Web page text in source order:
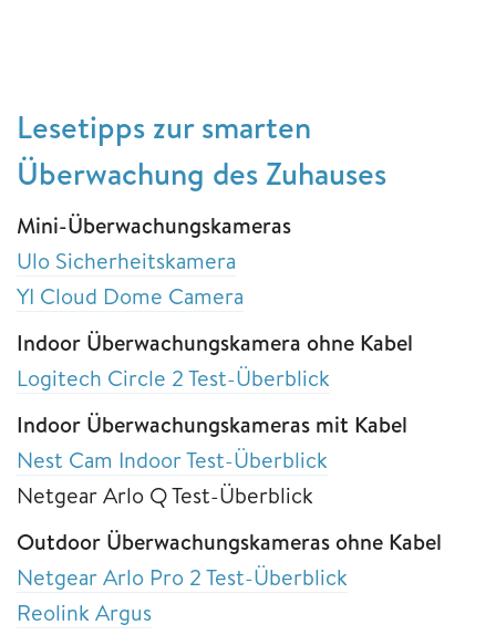
Lesetipps zur smarten
Überwachung des Zuhauses
Mini-Überwachungskameras
Ulo Sicherheitskamera
YI Cloud Dome Camera
Indoor Überwachungskamera ohne Kabel
Logitech Circle 2 Test-Überblick
Indoor Überwachungskameras mit Kabel
Nest Cam Indoor Test-Überblick
Netgear Arlo Q Test-Überblick
Outdoor Überwachungskameras ohne Kabel
Netgear Arlo Pro 2 Test-Überblick
Reolink Argus